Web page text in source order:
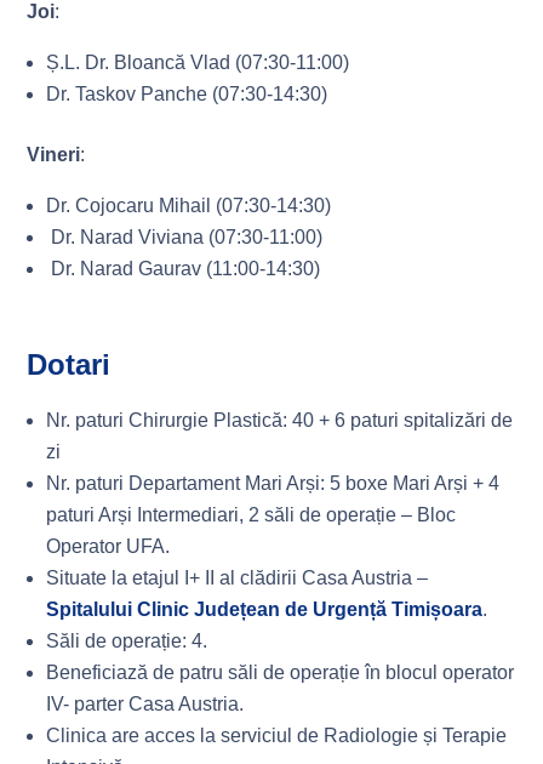
Joi:
Ș.L. Dr. Bloancă Vlad (07:30-11:00)
Dr. Taskov Panche (07:30-14:30)
Vineri:
Dr. Cojocaru Mihail (07:30-14:30)
Dr. Narad Viviana (07:30-11:00)
Dr. Narad Gaurav (11:00-14:30)
Dotari
Nr. paturi Chirurgie Plastică: 40 + 6 paturi spitalizări de
zi
Nr. paturi Departament Mari Arși: 5 boxe Mari Arși + 4
paturi Arși Intermediari, 2 săli de operație – Bloc
Operator UFA.
Situate la etajul I+ II al clădirii Casa Austria –
Spitalului Clinic Județean de Urgență Timișoara.
Săli de operație: 4.
Beneficiază de patru săli de operație în blocul operator
IV- parter Casa Austria.
Clinica are acces la serviciul de Radiologie și Terapie